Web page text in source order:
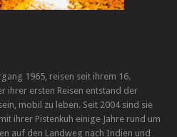
1965, reisen seit ihrem 16.
ihrer ersten Reisen entstand der
mobil zu leben. Seit 2004 sind sie
ihrer Pistenkuh einige Jahre rund um
auf den Landweg nach Indien und